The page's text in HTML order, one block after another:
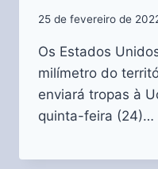
25 de fevereiro de
Os Estados
milímetro do
enviará tropas à
quinta-feira (24)…